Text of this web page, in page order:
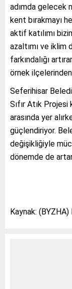
adımda gelecek
kent bırakmayı
aktif katılımı
azaltımı ve iklim
farkındalığı
örnek
Seferihisar
Sıfır Atık
arasında yer
güçlendiriyor.
değişikliğiyle
dönemde de
Kaynak: (BYZHA)